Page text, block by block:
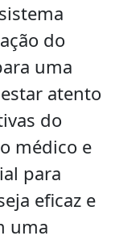
do
uma
atento
do
médico e
para
eficaz e
uma